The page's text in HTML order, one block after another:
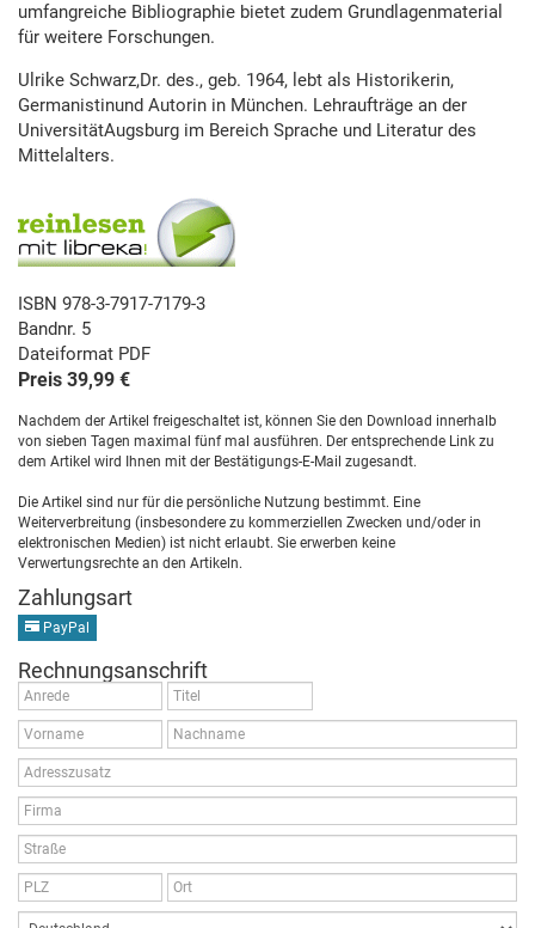
umfangreiche Bibliographie bietet zudem Grundlagenmaterial
für weitere Forschungen.
Ulrike Schwarz,Dr. des., geb. 1964, lebt als Historikerin,
Germanistinund Autorin in München. Lehraufträge an der
UniversitätAugsburg im Bereich Sprache und Literatur des
Mittelalters.
ISBN 978-3-7917-7179-3
Bandnr. 5
Dateiformat PDF
Preis 39,99 €
Nachdem der Artikel freigeschaltet ist, können Sie den Download innerhalb
von sieben Tagen maximal fünf mal ausführen. Der entsprechende Link zu
dem Artikel wird Ihnen mit der Bestätigungs-E-Mail zugesandt.
Die Artikel sind nur für die persönliche Nutzung bestimmt. Eine
Weiterverbreitung (insbesondere zu kommerziellen Zwecken und/oder in
elektronischen Medien) ist nicht erlaubt. Sie erwerben keine
Verwertungsrechte an den Artikeln.
Zahlungsart
PayPal
Rechnungsanschrift